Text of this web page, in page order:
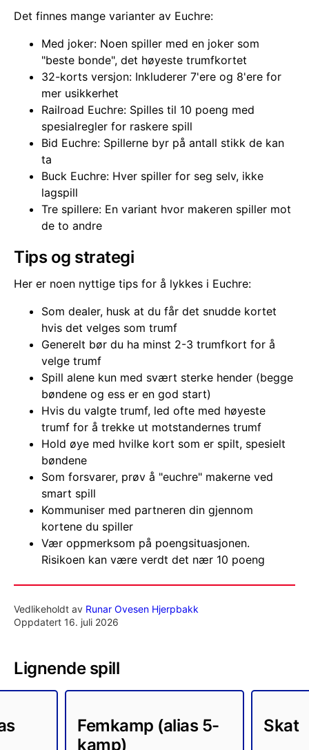
Det finnes mange varianter av Euchre:
Med joker: Noen spiller med en joker som
"beste bonde", det høyeste trumfkortet
32-korts versjon: Inkluderer 7'ere og 8'ere for
mer usikkerhet
Railroad Euchre: Spilles til 10 poeng med
spesialregler for raskere spill
Bid Euchre: Spillerne byr på antall stikk de kan
ta
Buck Euchre: Hver spiller for seg selv, ikke
lagspill
Tre spillere: En variant hvor makeren spiller mot
de to andre
Tips og strategi
Her er noen nyttige tips for å lykkes i Euchre:
Som dealer, husk at du får det snudde kortet
hvis det velges som trumf
Generelt bør du ha minst 2-3 trumfkort for å
velge trumf
Spill alene kun med svært sterke hender (begge
bøndene og ess er en god start)
Hvis du valgte trumf, led ofte med høyeste
trumf for å trekke ut motstandernes trumf
Hold øye med hvilke kort som er spilt, spesielt
bøndene
Som forsvarer, prøv å "euchre" makerne ved
smart spill
Kommuniser med partneren din gjennom
kortene du spiller
Vær oppmerksom på poengsituasjonen.
Risikoen kan være verdt det nær 10 poeng
Vedlikeholdt av Runar Ovesen Hjerpbakk
Oppdatert 16. juli 2026
Lignende spill
Femkamp (alias 5-
kamp)
Skat